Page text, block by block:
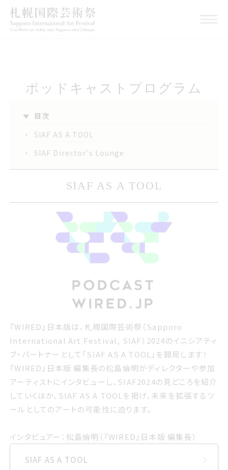
プロジェクト 一覧
プロジェクト 一覧
出前授業
出前授業
教育喫茶
教育喫茶
ふむふむプロジェクト
ふむふむプロジェクト
サイアフラウ
ンジ
SIAFラウンジ
みんなでウパㇱテ冬の札幌アート巡り
みんなでウパㇱテ!!冬の札幌アート巡り
新しいげいじゅつさいのつくりかたサイア
新しい芸術祭のつくり方・SIAFよもやま話
サイアフ
ラボ
SIAFラボ
サイア
SIAF部
ポッドキャストプログラム
目次
・
SIAF AS A TOOL
・
SIAF Director's Lounge
サイアフ AS A TOOL
SIAF AS A TOOL
WIRED日本版は 札幌国際げいじゅつさいSapporo
International Art Festival, サイアフ2024のイニシアテ
ィブパートナーとしてサイアフ AS A TOOLを開局します
WIRED日本版 編集長の松島倫明がディレクターや参加ア
ーティストにインタビューし サイアフ2024の見どころを紹
介していくほか サイアフ AS A TOOLを掲げ 未来を拡張す
るツールとしてのアートの可能性に迫ります
インタビュアー松島倫明WIRED日本版 編集長
『WIRED』日本版は、札幌国際芸術祭（Sapporo
International Art Festival, SIAF）2024のイニシアティ
ブ・パートナーとして「SIAF AS A TOOL」を開局します！
『WIRED』日本版 編集長の松島倫明がディレクターや参加
アーティストにインタビューし、SIAF2024の見どころを紹介
していくほか、SIAF AS A TOOLを掲げ、未来を拡張するツ
ールとしてのアートの可能性に迫ります。
インタビュアー：松島倫明（『WIRED』日本版 編集長）
SIAF AS A TOOL